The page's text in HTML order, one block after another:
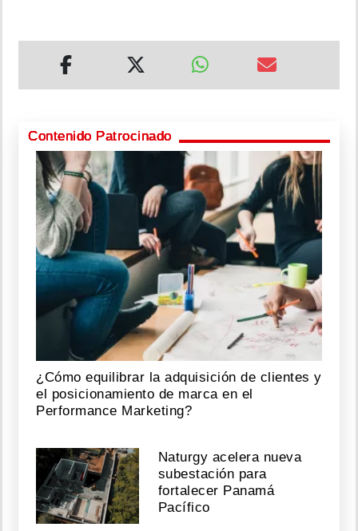
Contenido Patrocinado
¿Cómo equilibrar la adquisición de clientes y
el posicionamiento de marca en el
Performance Marketing?
Naturgy acelera nueva
subestación para
fortalecer Panamá
Pacífico